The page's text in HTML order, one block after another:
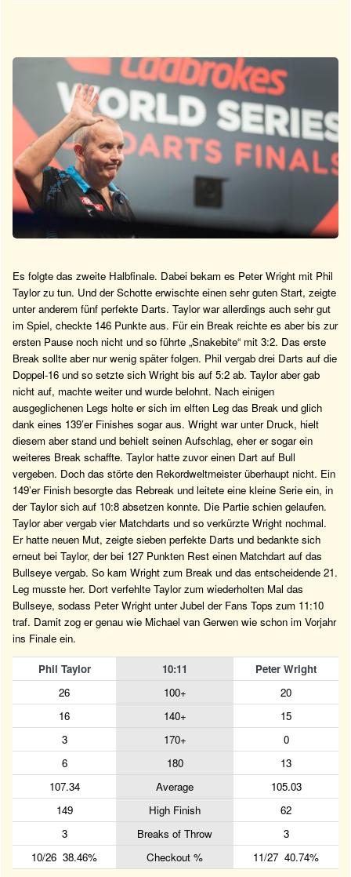
Es folgte das zweite Halbfinale. Dabei bekam es Peter Wright mit Phil
Taylor zu tun. Und der Schotte erwischte einen sehr guten Start, zeigte
unter anderem fünf perfekte Darts. Taylor war allerdings auch sehr gut
im Spiel, checkte 146 Punkte aus. Für ein Break reichte es aber bis zur
ersten Pause noch nicht und so führte „Snakebite“ mit 3:2. Das erste
Break sollte aber nur wenig später folgen. Phil vergab drei Darts auf die
Doppel-16 und so setzte sich Wright bis auf 5:2 ab. Taylor aber gab
nicht auf, machte weiter und wurde belohnt. Nach einigen
ausgeglichenen Legs holte er sich im elften Leg das Break und glich
dank eines 139’er Finishes sogar aus. Wright war unter Druck, hielt
diesem aber stand und behielt seinen Aufschlag, eher er sogar ein
weiteres Break schaffte. Taylor hatte zuvor einen Dart auf Bull
vergeben. Doch das störte den Rekordweltmeister überhaupt nicht. Ein
149’er Finish besorgte das Rebreak und leitete eine kleine Serie ein, in
der Taylor sich auf 10:8 absetzen konnte. Die Partie schien gelaufen.
Taylor aber vergab vier Matchdarts und so verkürzte Wright nochmal.
Er hatte neuen Mut, zeigte sieben perfekte Darts und bedankte sich
erneut bei Taylor, der bei 127 Punkten Rest einen Matchdart auf das
Bullseye vergab. So kam Wright zum Break und das entscheidende 21.
Leg musste her. Dort verfehlte Taylor zum wiederholten Mal das
Bullseye, sodass Peter Wright unter Jubel der Fans Tops zum 11:10
traf. Damit zog er genau wie Michael van Gerwen wie schon im Vorjahr
ins Finale ein.
Phil Taylor 10:11
Peter Wright
26
100+
20
16
140+
15
3
170+
0
6
180
13
107.34
Average
105.03
149
High Finish
62
3
Breaks of Throw
3
10/26 38.46%
Checkout % 11/27 40.74%